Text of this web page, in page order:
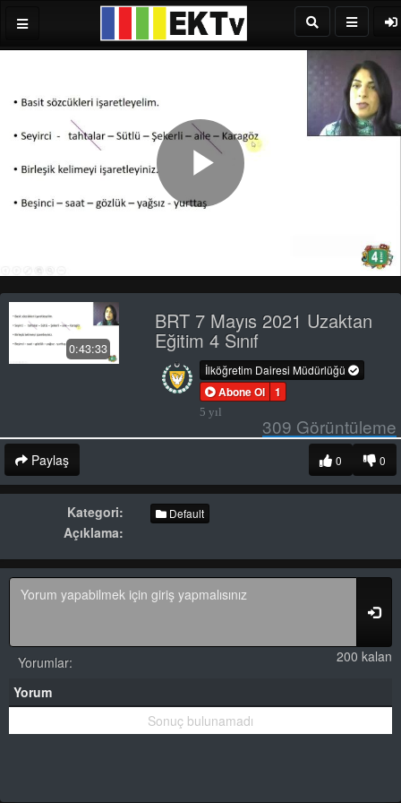
Play
Video
0:43:33
BRT 7 Mayıs 2021 Uzaktan
Eğitim 4 Sınıf
İlköğretim Dairesi Müdürlüğü
Abone Ol 1
5 yıl
309 Görüntüleme
Paylaş 0
0
Kategori: Default
Açıklama:
200 kalan
Yorumlar:
Yorum
Sonuç bulunamadı